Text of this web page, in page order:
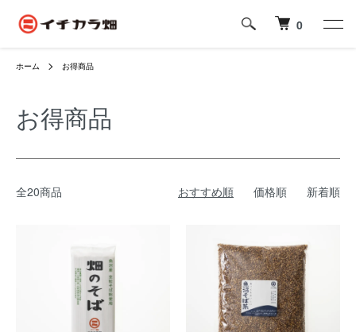
0
ホーム お得商品
お得商品
全20商品 おすすめ順 価格順 新着順